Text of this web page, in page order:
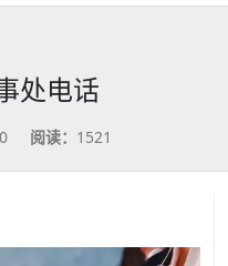
处电话
阅读： 1521